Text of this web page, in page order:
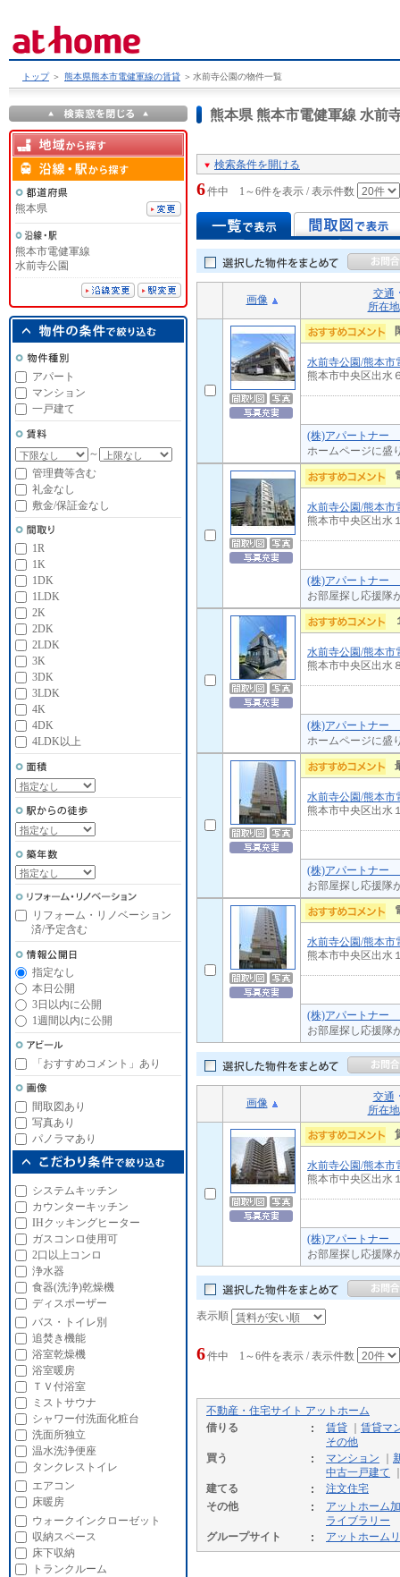
トップ ＞ 熊本県熊本市電健軍線の賃貸 ＞ 水前寺公園の物件一覧
熊本県 熊本市電健軍線 水前
検索条件を開ける
6件中 1～6件を表示 / 表示件数
画像
交通
所在地
水前寺公園/熊本市
熊本市中央区出水
(株)アパートナー
ホームページに盛
水前寺公園/熊本市
熊本市中央区出水
(株)アパートナー
お部屋探し応援隊
水前寺公園/熊本市
熊本市中央区出水
(株)アパートナー
ホームページに盛
水前寺公園/熊本市
熊本市中央区出水
(株)アパートナー
お部屋探し応援隊
水前寺公園/熊本市
熊本市中央区出水
(株)アパートナー
お部屋探し応援隊
画像
交通
所在地
水前寺公園/熊本市
熊本市中央区出水
(株)アパートナー
お部屋探し応援隊
表示順
6件中 1～6件を表示 / 表示件数
不動産・住宅サイト アットホーム
借りる
賃貸
賃貸マ
その他
買う
マンション
中古一戸建て
建てる
注文住宅
その他
アットホーム
ライブラリー
グループサイト
アットホーム
熊本県
熊本市電健軍線
水前寺公園
アパート
マンション
一戸建て
～
管理費等含む
礼金なし
敷金/保証金なし
1R
1K
1DK
1LDK
2K
2DK
2LDK
3K
3DK
3LDK
4K
4DK
4LDK以上
リフォーム・リノベーション
済/予定含む
指定なし
本日公開
3日以内に公開
1週間以内に公開
「おすすめコメント」あり
間取図あり
写真あり
パノラマあり
システムキッチン
カウンターキッチン
IHクッキングヒーター
ガスコンロ使用可
2口以上コンロ
浄水器
食器(洗浄)乾燥機
ディスポーザー
バス・トイレ別
追焚き機能
浴室乾燥機
浴室暖房
ＴＶ付浴室
ミストサウナ
シャワー付洗面化粧台
洗面所独立
温水洗浄便座
タンクレストイレ
エアコン
床暖房
ウォークインクローゼット
収納スペース
床下収納
トランクルーム